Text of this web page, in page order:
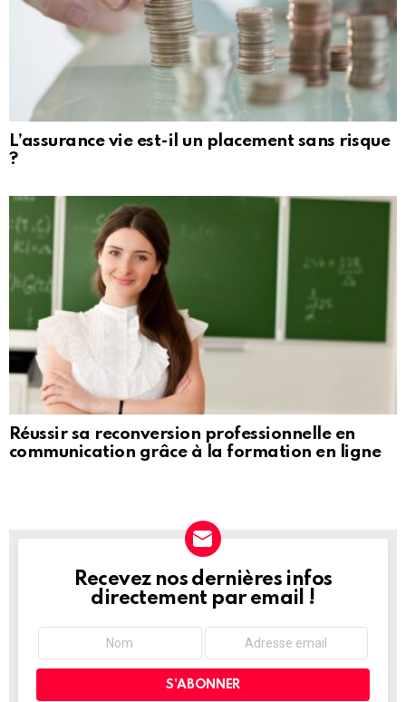
L’assurance vie est-il un placement sans risque
?
Réussir sa reconversion professionnelle en
communication grâce à la formation en ligne
NEWSLETTER
Recevez nos dernières infos
directement par email !